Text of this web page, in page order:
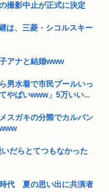
撮影中止が正式に決定
は、三菱・シコルスキー
アナと結婚www
男水着で市民プールいっ
やばいwww」5万いい...
スガキの分際でカルバン
だらとてつもなかった
代 夏の思い出に共演者